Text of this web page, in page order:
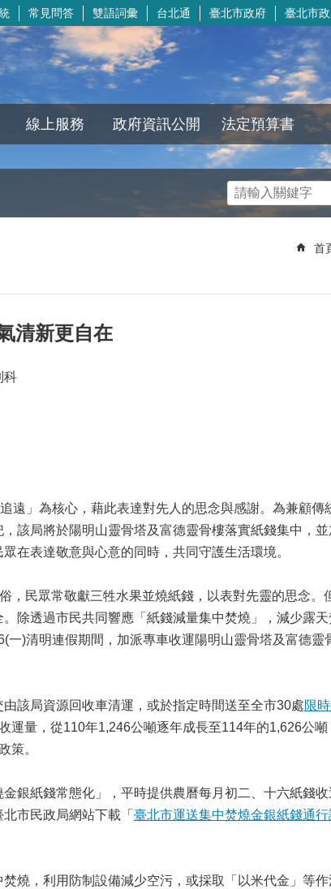
常見問答 雙語詞彙 台北通 臺北市政府 臺北市
線上服務 政府資訊公開 法定預算書
首
清新更自在
科
遠」為核心，藉此表達對先人的思念與感謝。為兼顧傳
該局將於陽明山靈骨塔及富德靈骨樓落實紙錢集中，
在表達敬意與心意的同時，共同守護生活環境。
，民眾常敬獻三牲水果並燒紙錢，以表對先靈的思念。
除透過市民共同響應「紙錢減量集中焚燒」，減少露
一)清明連假期間，加派專車收運陽明山靈骨塔及富德靈
該局資源回收車清運，或於指定時間送至全市30處 限
運量，從110年1,246公噸逐年成長至114年的1,626公
策。
銀紙錢常態化」，平時提供農曆每月初二、十六紙錢
市民政局網站下載「 臺北市運送集中焚燒金銀紙錢通行
燒，利用防制設備減少空污，或採取「以米代金」等